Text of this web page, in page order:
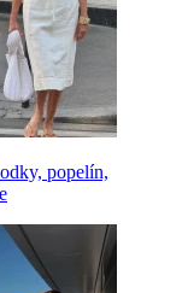
popelín,